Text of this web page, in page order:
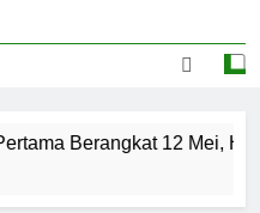
Berangkat 12 Mei,